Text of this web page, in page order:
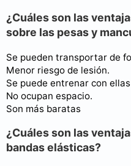
¿Cuáles son las
sobre las pesas y
Se pueden transportar de
Menor riesgo de lesión.
Se puede entrenar con
No ocupan espacio.
Son más baratas
¿Cuáles son las
bandas elásticas?